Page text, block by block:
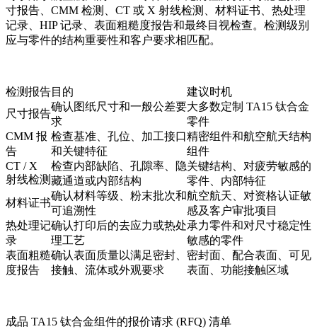
寸报告、CMM 检测、CT 或 X 射线检测、材料证书、热处理
记录、HIP 记录、表面粗糙度报告和最终目视检查。检测级别
应与零件的结构重要性和客户要求相匹配。
检测报告目的
建议时机
尺寸报告
确认图纸尺寸和一般公差要
求
大多数定制 TA15 钛合金
零件
CMM 报
告
检查基准、孔位、加工接口
和关键特征
精密组件和航空航天结构
组件
CT / X
射线检测
检查内部缺陷、孔隙率、隐
藏通道或内部结构
关键结构、对疲劳敏感的
零件、内部特征
材料证书
确认材料等级、粉末批次和
可追溯性
航空航天、对资格认证敏
感及客户审批项目
热处理记
录
确认打印后的去应力或热处
理工艺
承力零件和对尺寸稳定性
敏感的零件
表面粗糙
度报告
确认表面质量以满足密封、
接触、流体或外观要求
密封面、配合表面、可见
表面、功能接触区域
成品 TA15 钛合金组件的报价请求 (RFQ) 清单